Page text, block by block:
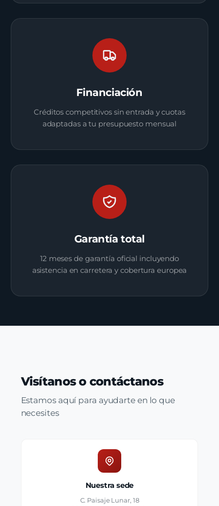
Financiación
Créditos competitivos sin entrada y cuotas
adaptadas a tu presupuesto mensual
Garantía total
12 meses de garantía oficial incluyendo
asistencia en carretera y cobertura europea
Visítanos o contáctanos
Estamos aquí para ayudarte en lo que
necesites
Nuestra sede
C. Paisaje Lunar, 18